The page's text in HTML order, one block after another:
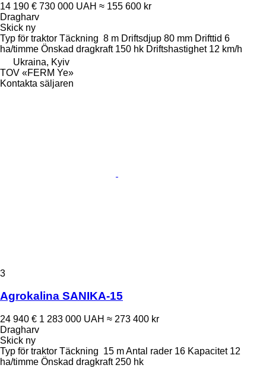
14 190 € 730 000 UAH ≈ 155 600 kr
Dragharv
Skick ny
Typ för traktor Täckning 8 m Driftsdjup 80 mm Drifttid 6
ha/timme Önskad dragkraft 150 hk Driftshastighet 12 km/h
Ukraina, Kyiv
TOV «FERM Ye»
Kontakta säljaren
3
Agrokalina SANIKA-15
24 940 € 1 283 000 UAH ≈ 273 400 kr
Dragharv
Skick ny
Typ för traktor Täckning 15 mAntal rader 16 Kapacitet 12
ha/timme Önskad dragkraft 250 hk